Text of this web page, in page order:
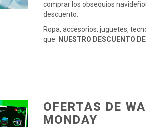
comprar los obsequios
descuento.
Ropa, accesorios, juguetes,
que
NUESTRO DESCUENTO
OFERTAS DE
MONDAY